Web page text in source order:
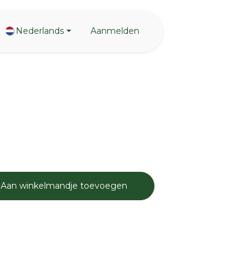
Nederlands Aanmelden
Aan winkelmandje toevoegen